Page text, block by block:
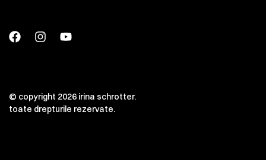
© copyright 2026 irina schrotter.
toate drepturile rezervate.